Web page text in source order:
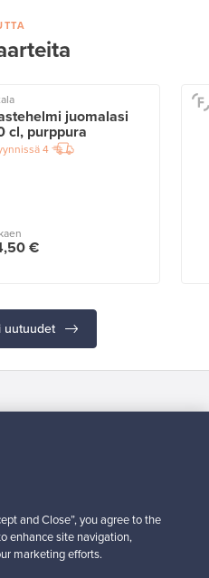
juomalasi
cl, purppura
4
€
uutuudet
designista?
and Close”, you agree to the
enhance site navigation,
marketing efforts.